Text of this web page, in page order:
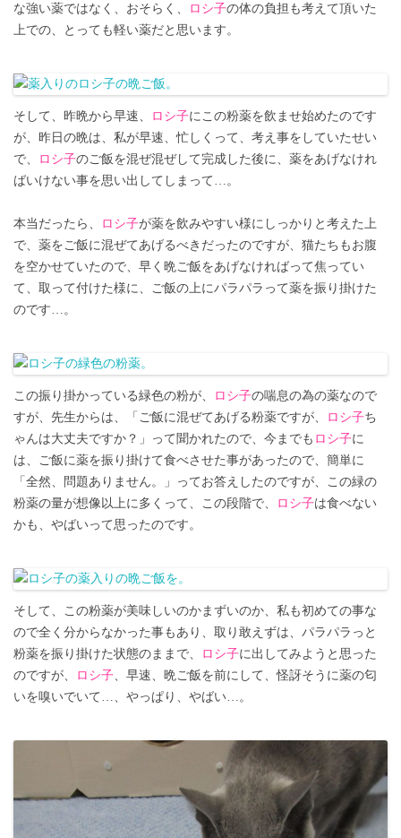
な強い薬ではなく、おそらく、
ロシ子の体の負担も考えて頂いた
上での、とっても軽い薬だと思います。
そして、昨晩から早速、 ロシ子にこの粉薬を飲ませ始めたのです
が、昨日の晩は、私が早速、忙しくって、考え事をしていたせい
で、
ロシ子のご飯を混ぜ混ぜして完成した後に、薬をあげなけれ
ばいけない事を思い出してしまって…。
本当だったら、 ロシ子が薬を飲みやすい様にしっかりと考えた上
で、薬をご飯に混ぜてあげるべきだったのですが、猫たちもお腹
を空かせていたので、早く晩ご飯をあげなければって焦ってい
て、取って付けた様に、ご飯の上にパラパラって薬を振り掛けた
のです…。
この振り掛かっている緑色の粉が、 ロシ子の喘息の為の薬なので
すが、先生からは、「ご飯に混ぜてあげる粉薬ですが、
ロシ子ち
ゃんは大丈夫ですか？」って聞かれたので、今までも ロシ子に
は、ご飯に薬を振り掛けて食べさせた事があったので、簡単に
「全然、問題ありません。」ってお答えしたのですが、この緑の
粉薬の量が想像以上に多くって、この段階で、
ロシ子は食べない
かも、やばいって思ったのです。
そして、この粉薬が美味しいのかまずいのか、私も初めての事な
ので全く分からなかった事もあり、取り敢えずは、パラパラっと
粉薬を振り掛けた状態のままで、
ロシ子に出してみようと思った
のですが、
ロシ子 、早速、晩ご飯を前にして、怪訝そうに薬の匂
いを嗅いでいて…、やっぱり、やばい…。